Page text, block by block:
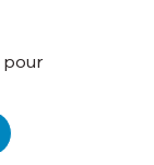
pour